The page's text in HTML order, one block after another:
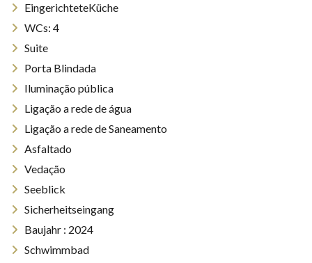
EingerichteteKüche
WCs: 4
Suite
Porta Blindada
Iluminação pública
Ligação a rede de água
Ligação a rede de Saneamento
Asfaltado
Vedação
Seeblick
Sicherheitseingang
Baujahr : 2024
Schwimmbad